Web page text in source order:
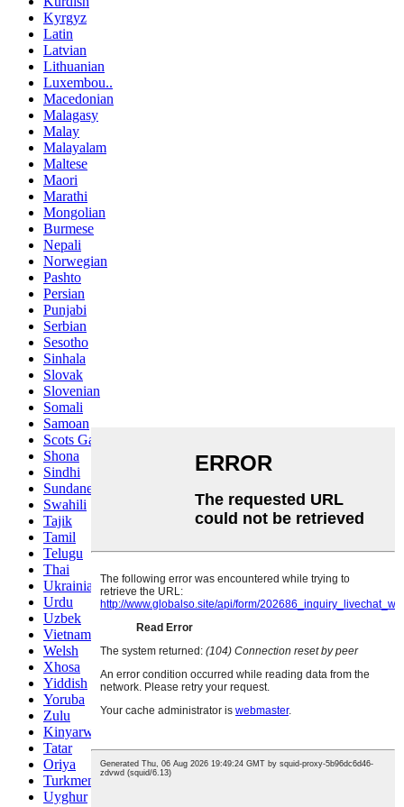
Kyrgyz
Latin
Latvian
Lithuanian
Luxembou..
Macedonian
Malagasy
Malay
Malayalam
Maltese
Maori
Marathi
Mongolian
Burmese
Nepali
Norwegian
Pashto
Persian
Punjabi
Serbian
Sesotho
Sinhala
Slovak
Slovenian
Somali
Samoan
Scots Gaelic
Shona
Sindhi
Sundanese
Swahili
Tajik
Tamil
Telugu
Thai
Ukrainian
Urdu
Uzbek
Vietnamese
Welsh
Xhosa
Yiddish
Yoruba
Zulu
Kinyarwanda
Tatar
Oriya
Turkmen
Uyghur